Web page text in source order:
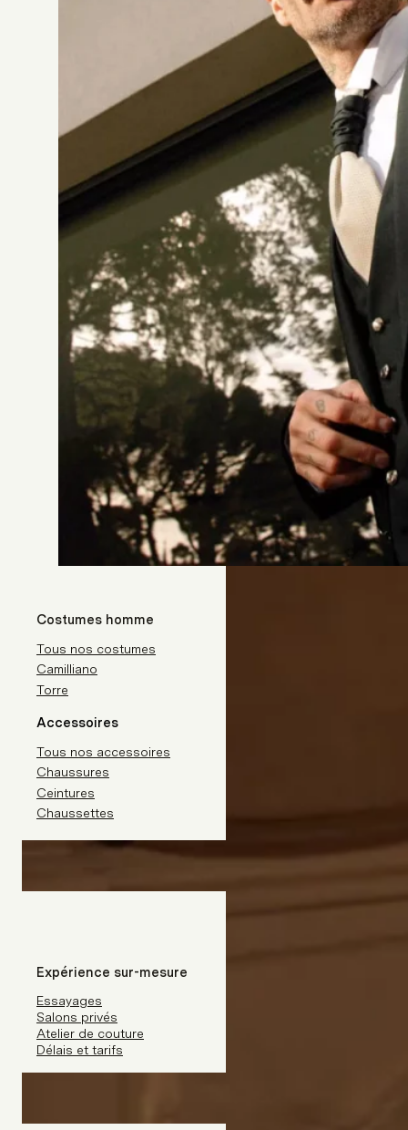
Costumes homme
Tous nos costumes
Camilliano
Torre
Accessoires
Tous nos accessoires
Chaussures
Ceintures
Chaussettes
Expérience sur-mesure
Essayages
Salons privés
Atelier de couture
Délais et tarifs